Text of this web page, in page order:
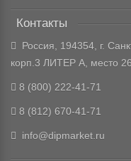
Контакты
Россия, 194354, г.
корп.3 ЛИТЕР А, место
8 (800) 222-41-71
8 (812) 670-41-71
info@dipmarket.ru